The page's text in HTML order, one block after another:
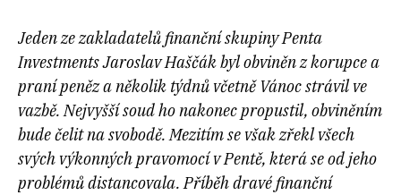
Jeden ze zakladatelů finanční skupiny Penta
Investments Jaroslav Haščák byl obviněn z korupce a
praní peněz a několik týdnů včetně Vánoc strávil ve
vazbě. Nejvyšší soud ho nakonec propustil, obviněním
bude čelit na svobodě. Mezitím se však zřekl všech
svých výkonných pravomocí v Pentě, která se od jeho
problémů distancovala. Příběh dravé finanční